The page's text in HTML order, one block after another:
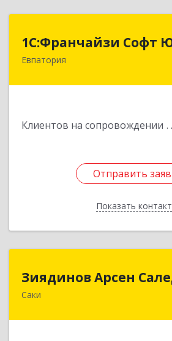
1С:Франчайзи Софт
Евпатория
Клиентов на сопровождении
Отправить
Показать
1С:Франчайзи
297407, Крым Респ, Евпатория
Отправить
Назад
Зиядинов Арсен
Саки